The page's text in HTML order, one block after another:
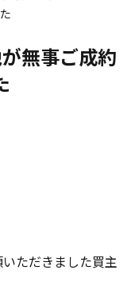
無事ご成約
ただきました買主